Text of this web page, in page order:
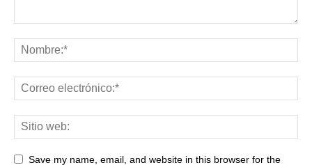
Save my name, email, and website in this browser for the